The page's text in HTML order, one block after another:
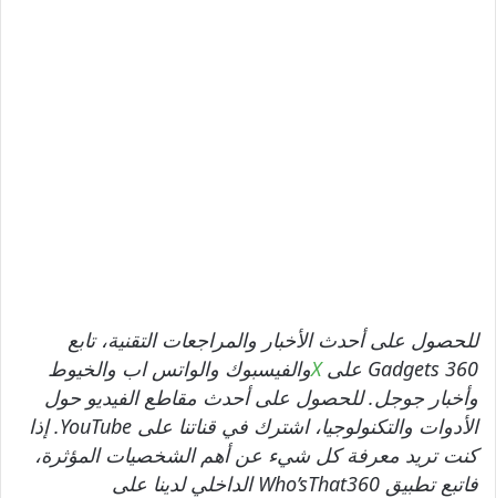
للحصول على أحدث الأخبار والمراجعات التقنية، تابع
Gadgets 360 على
Xوالفيسبوك والواتس اب والخيوط
وأخبار جوجل. للحصول على أحدث مقاطع الفيديو حول
الأدوات والتكنولوجيا، اشترك في قناتنا على YouTube. إذا
كنت تريد معرفة كل شيء عن أهم الشخصيات المؤثرة،
فاتبع تطبيق Who’sThat360 الداخلي لدينا على